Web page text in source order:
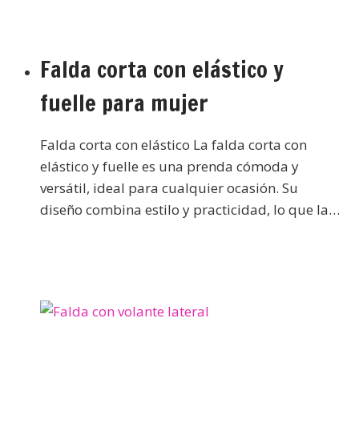
Falda corta con elástico y
fuelle para mujer
Falda corta con elástico La falda corta con
elástico y fuelle es una prenda cómoda y
versátil, ideal para cualquier ocasión. Su
diseño combina estilo y practicidad, lo que la…